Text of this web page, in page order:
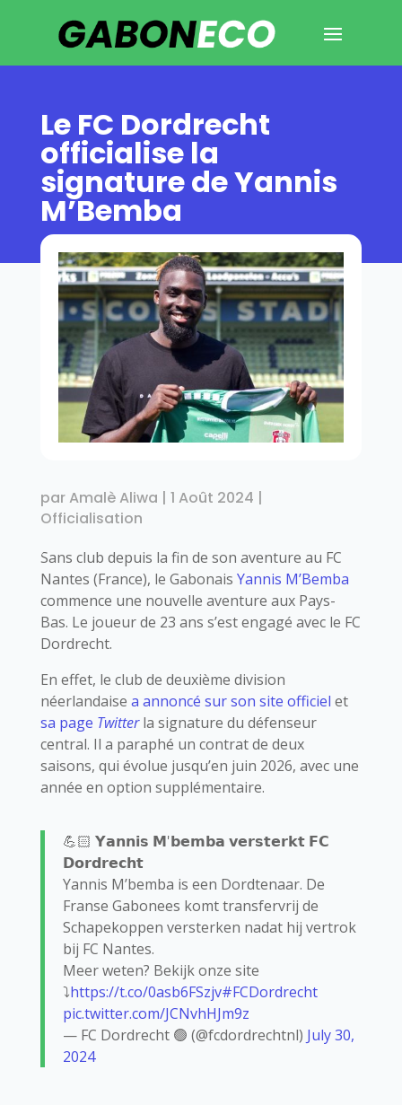
Le FC Dordrecht
officialise la
signature de Yannis
M’Bemba
parAmalè Aliwa | 1 Août 2024 |
Officialisation
Sans club depuis la fin de son aventure au FC
Nantes (France), le Gabonais Yannis M’Bemba
commence une nouvelle aventure aux Pays-
Bas. Le joueur de 23 ans s’est engagé avec le FC
Dordrecht.
En effet, le club de deuxième division
néerlandaise a annoncé sur son site officiel et
sa page Twitterla signature du défenseur
central. Il a paraphé un contrat de deux
saisons, qui évolue jusqu’en juin 2026, avec une
année en option supplémentaire.
💪🏻 𝗬𝗮𝗻𝗻𝗶𝘀 𝗠'𝗯𝗲𝗺𝗯𝗮 𝘃𝗲𝗿𝘀𝘁𝗲𝗿𝗸𝘁 𝗙𝗖
𝗗𝗼𝗿𝗱𝗿𝗲𝗰𝗵𝘁
Yannis M’bemba is een Dordtenaar. De
Franse Gabonees komt transfervrij de
Schapekoppen versterken nadat hij vertrok
bij FC Nantes.
Meer weten? Bekijk onze site
⤵️https://t.co/0asb6FSzjv#FCDordrecht
pic.twitter.com/JCNvhHJm9z
— FC Dordrecht 🟢 (@fcdordrechtnl) July 30,
2024